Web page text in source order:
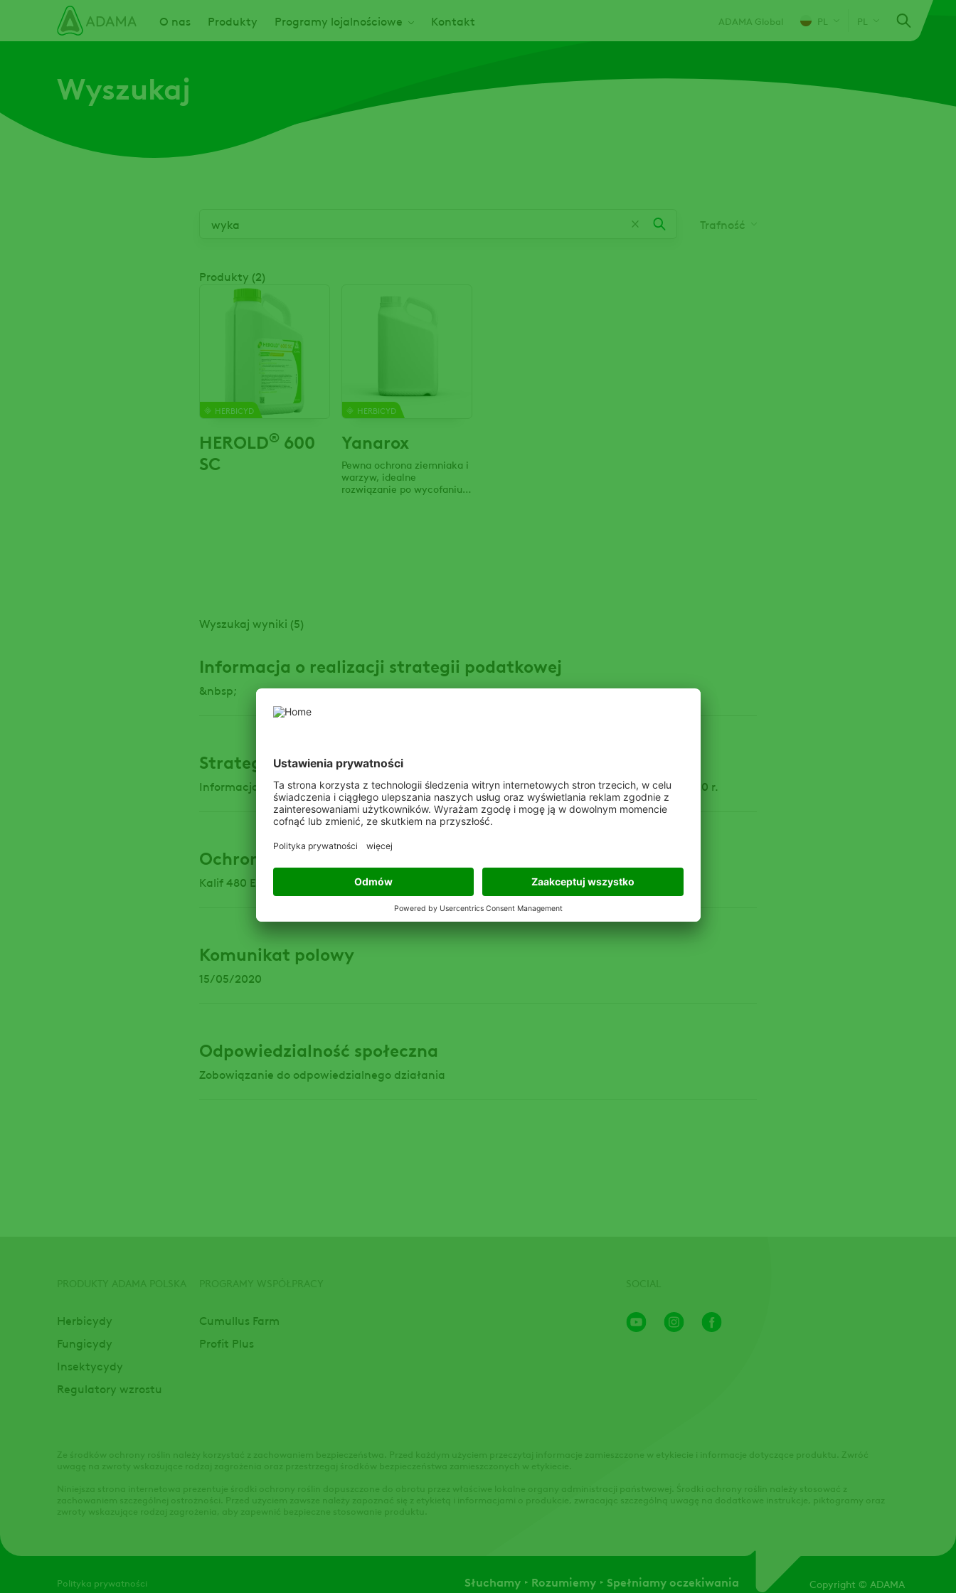
treści
O nas Produkty Programy lojalnościowe Kontakt ADAMA Global PL PL
Wyszukaj
Trafność
Produkty (2)
HERBICYD
HEROLD® 600
SC
HERBICYD
Yanarox
Pewna ochrona ziemniaka i
warzyw, idealne
rozwiązanie po wycofaniu
Wyszukaj wyniki (5)
Informacja o realizacji strategii podatkowej
&nbsp;
Strategia podatkowa
Informacja o realizowanej strategii podatkowej za rok podatkowy zakończony 31 grudnia 2020 r.
Ochrona rzepaku ozimego już od momentu wysiewu
Kalif 480 EC, Metazanex 500 SC
Komunikat polowy
15/05/2020
Odpowiedzialność społeczna
Zobowiązanie do odpowiedzialnego działania
Herbicydy
Fungicydy
Insektycydy
Regulatory wzrostu
Cumullus Farm
Profit Plus
Youtube
Channel
InstagramFacebook
Ze środków ochrony roślin należy korzystać z zachowaniem bezpieczeństwa. Przed każdym użyciem przeczytaj informacje zamieszczone w etykiecie i informacje dotyczące produktu. Zwróć
Niniejsza strona internetowa prezentuje środki ochrony roślin dopuszczone do obrotu przez właściwe lokalne organy administracji państwowej. Środki ochrony roślin należy stosować z
zachowaniem szczególnej ostrożności. Przed użyciem zawsze należy zapoznać się z etykietą i informacjami o produkcie, zwracając szczególną uwagę na dodatkowe instrukcje, piktogramy oraz
Legal
Polityka prywatności Słuchamy Rozumiemy Spełniamy oczekiwania Copyright © ADAMA